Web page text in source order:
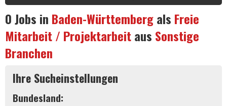
0Jobs in Baden-Württembergals Freie
Mitarbeit / Projektarbeitaus Sonstige
Branchen
Ihre Sucheinstellungen
Bundesland: